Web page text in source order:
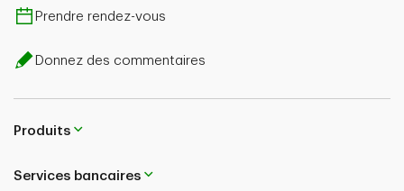
Prendre rendez-vous
Donnez des commentaires
Produits
Services bancaires